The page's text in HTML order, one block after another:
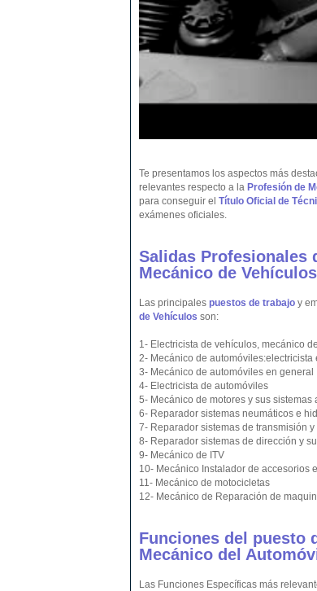
Te presentamos los aspectos más
relevantes respecto a la Profesión de
para conseguir el Título Oficial de
exámenes oficiales.
Salidas Profesionales
Mecánico de Vehículos
Las principales puestos de trabajo y
de Vehículos son:
1- Electricista de vehículos, mecánico
2- Mecánico de
3- Mecánico de automóviles en general
4- Electricista de automóviles
5- Mecánico de motores y sus
6- Reparador sistemas neumáticos e
7- Reparador sistemas de transmisión y
8- Reparador sistemas de dirección y
9- Mecánico de ITV
10- Mecánico Instalador de accesorios
11- Mecánico de motocicletas
12- Mecánico de Reparación de
Funciones del puesto
Mecánico del
Las Funciones Específicas más